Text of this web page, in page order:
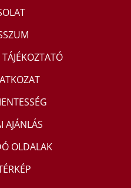
AJÁNLÁS
OLDALAK